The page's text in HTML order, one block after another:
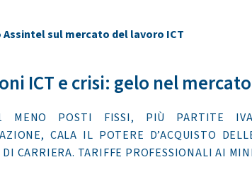
sul mercato del lavoro ICT
ICT e crisi: gelo nel
MENO POSTI FISSI, PIÙ PARTITE
CALA IL POTERE D’ACQUISTO
DI CARRIERA. TARIFFE PROFESSIONALI AI